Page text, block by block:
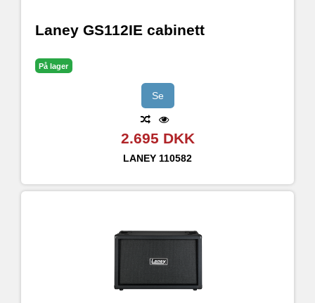
Laney GS112IE cabinett
På lager
Se
2.695 DKK
LANEY 110582